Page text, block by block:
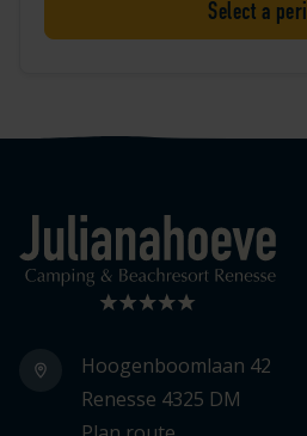
Select a
Logo Julianahoeve
Hoogenboomlaan 42
Renesse 4325 DM